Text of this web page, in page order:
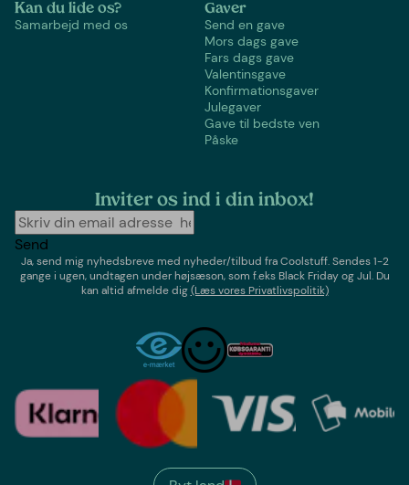
Kan du lide os?
Samarbejd med os
Gaver
Send en gave
Mors dags gave
Fars dags gave
Valentinsgave
Konfirmationsgaver
Julegaver
Gave til bedste ven
Påske
Inviter os ind i din inbox!
Send
Ja, send mig nyhedsbreve med nyheder/tilbud fraCoolstuff. Sendes 1-2
gange i ugen,undtagen under højsæson, som f.eks Black Friday og Jul. Du
kan altid afmelde dig(Læs vores Privatlivspolitik)